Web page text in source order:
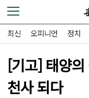
최신 오피니언 정치
[기고] 태양
천사 되다